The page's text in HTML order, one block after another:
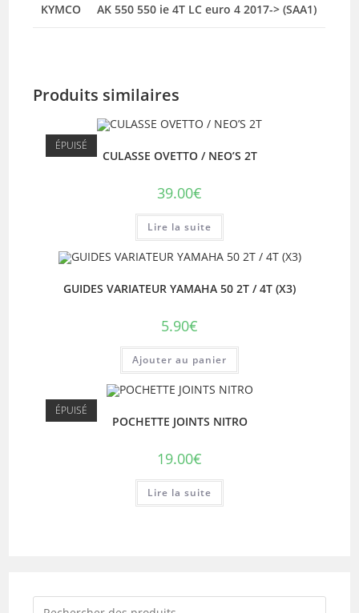
KYMCO AK 550 550 ie 4T LC euro 4 2017-> (SAA1)
Produits similaires
ÉPUISÉ
CULASSE OVETTO / NEO’S 2T
39.00€
Lire la suite
GUIDES VARIATEUR YAMAHA 50 2T / 4T (X3)
5.90€
Ajouter au panier
ÉPUISÉ
POCHETTE JOINTS NITRO
19.00€
Lire la suite
Recherche